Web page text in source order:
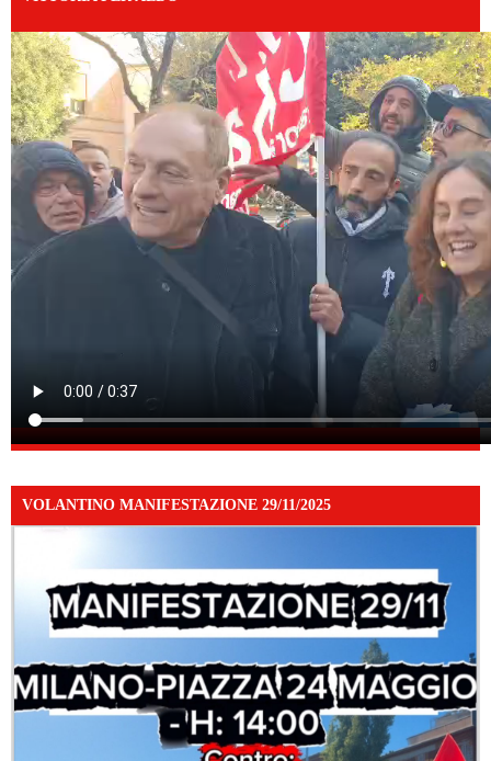
VOLANTINO MANIFESTAZIONE 29/11/2025